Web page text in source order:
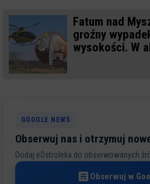
Fatum nad
groźny
wysokości. W
GOOGLE NEWS
Obserwuj nas i otrzymuj
Dodaj eOstroleka do obserwowanych
Obserwuj w